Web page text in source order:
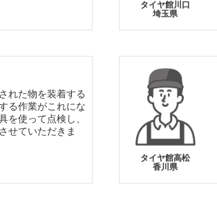
タイヤ館川口
埼玉県
れた物を装着する
る作業がこれにな
を使って点検し、
せていただきま
タイヤ館高松
香川県